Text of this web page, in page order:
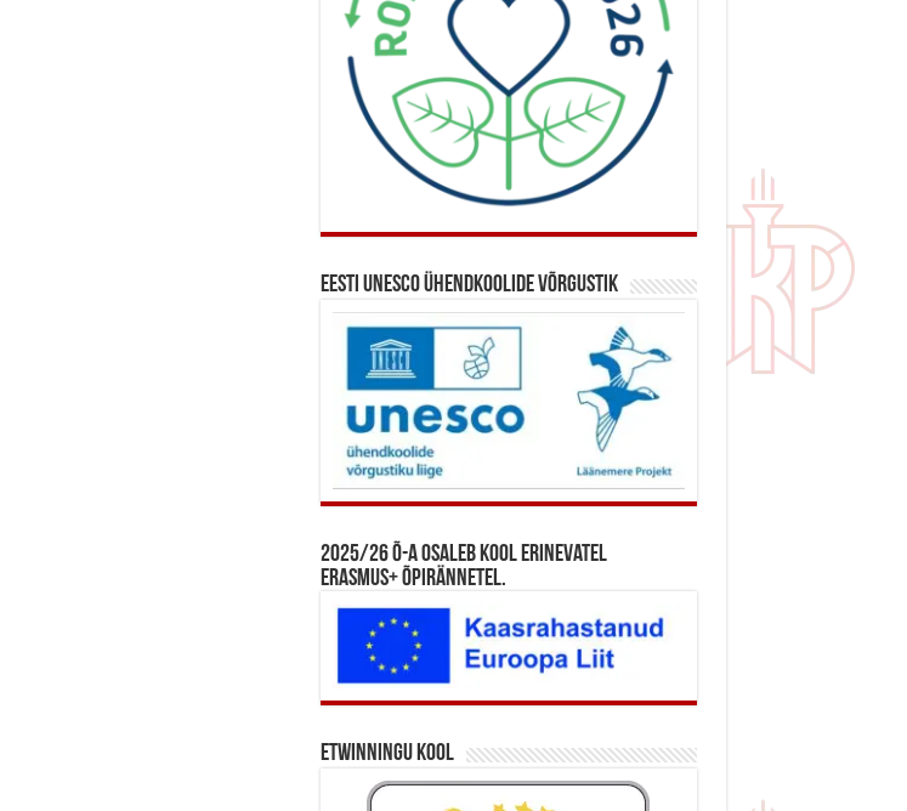
Eesti UNESCO ühendkoolide võrgustik
2025/26 õ-a osaleb kool erinevatel
Erasmus+ õpirännetel.
eTwinningu kool